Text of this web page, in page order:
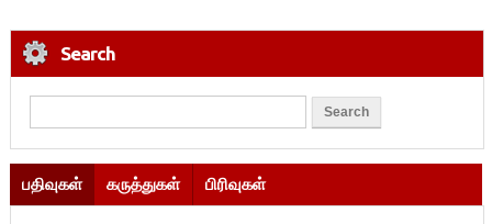
Search
பதிவுகள் கருத்துகள் பிரிவுகள்